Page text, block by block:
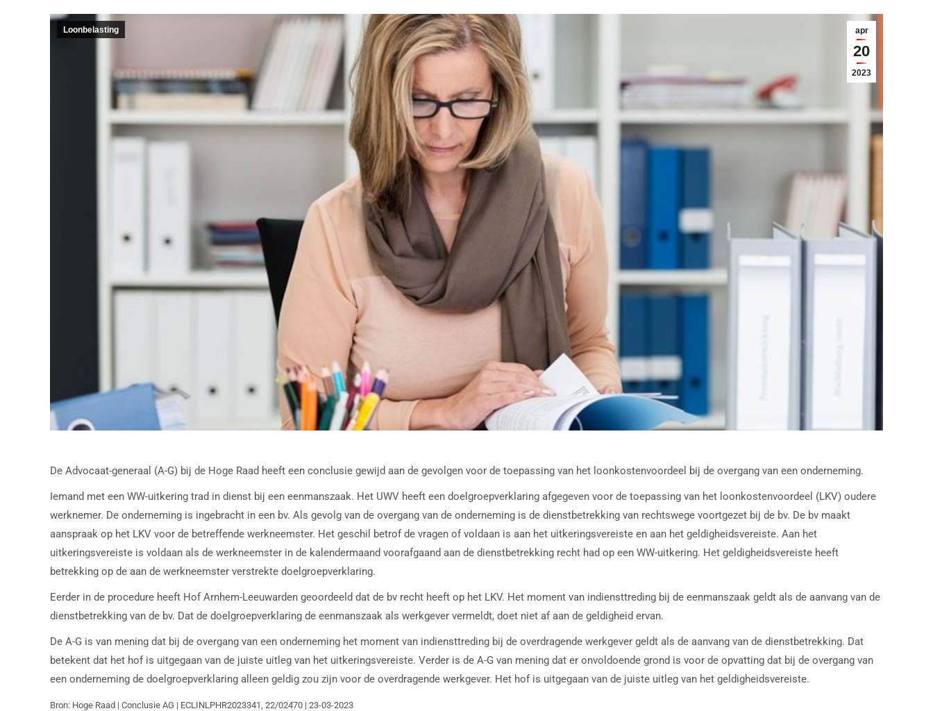
apr
20
2023
Loonbelasting
De Advocaat-generaal (A-G) bij de Hoge Raad heeft een conclusie gewijd aan de gevolgen voor de toepassing van het loonkostenvoordeel bij de overgang van een onderneming.
Iemand met een WW-uitkering trad in dienst bij een eenmanszaak. Het UWV heeft een doelgroepverklaring afgegeven voor de toepassing van het loonkostenvoordeel (LKV) oudere
werknemer. De onderneming is ingebracht in een bv. Als gevolg van de overgang van de onderneming is de dienstbetrekking van rechtswege voortgezet bij de bv. De bv maakt
aanspraak op het LKV voor de betreffende werkneemster. Het geschil betrof de vragen of voldaan is aan het uitkeringsvereiste en aan het geldigheidsvereiste. Aan het
uitkeringsvereiste is voldaan als de werkneemster in de kalendermaand voorafgaand aan de dienstbetrekking recht had op een WW-uitkering. Het geldigheidsvereiste heeft
betrekking op de aan de werkneemster verstrekte doelgroepverklaring.
Eerder in de procedure heeft Hof Arnhem-Leeuwarden geoordeeld dat de bv recht heeft op het LKV. Het moment van indiensttreding bij de eenmanszaak geldt als de aanvang van de
dienstbetrekking van de bv. Dat de doelgroepverklaring de eenmanszaak als werkgever vermeldt, doet niet af aan de geldigheid ervan.
De A-G is van mening dat bij de overgang van een onderneming het moment van indiensttreding bij de overdragende werkgever geldt als de aanvang van de dienstbetrekking. Dat
betekent dat het hof is uitgegaan van de juiste uitleg van het uitkeringsvereiste. Verder is de A-G van mening dat er onvoldoende grond is voor de opvatting dat bij de overgang van
een onderneming de doelgroepverklaring alleen geldig zou zijn voor de overdragende werkgever. Het hof is uitgegaan van de juiste uitleg van het geldigheidsvereiste.
Bron: Hoge Raad | Conclusie AG | ECLINLPHR2023341, 22/02470 | 23-03-2023